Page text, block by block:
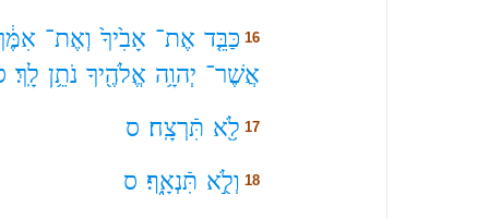
16 כַּבֵּ֤ד אֶת־ אָבִ֙יךָ֙ וְאֶת־
אֲשֶׁר־ יְהוָ֥ה אֱלֹהֶ֖יךָ נֹתֵ֥ן לָֽךְ׃
17 לֹ֥֖א תִּֿרְצָֽח׃ ס
18 וְלֹ֖֣א תִּֿנְאָֽ֑ף׃ ס